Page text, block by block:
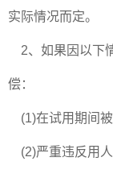
实际情况而定。
2、如果因以下
偿：
(1)在试用期间
(2)严重违反用